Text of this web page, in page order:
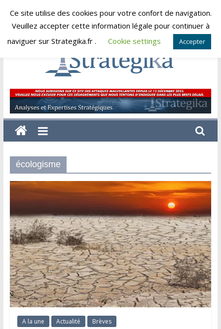
Skip
jeudi, août 6, 2026
Strategika
Expertise
et
Analyses
écologisme
A la une Actualité Brèves
Ce site utilise des cookies pour votre confort de navigation.
Veuillez accepter cette information légale pour continuer à
naviguer sur Strategika.fr .
Cookie settings Accepter